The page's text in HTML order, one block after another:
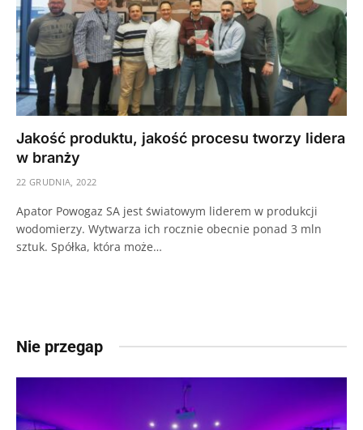
Jakość produktu, jakość procesu tworzy lidera
w branży
22 GRUDNIA, 2022
Apator Powogaz SA jest światowym liderem w produkcji
wodomierzy. Wytwarza ich rocznie obecnie ponad 3 mln
sztuk. Spółka, która może…
Nie przegap